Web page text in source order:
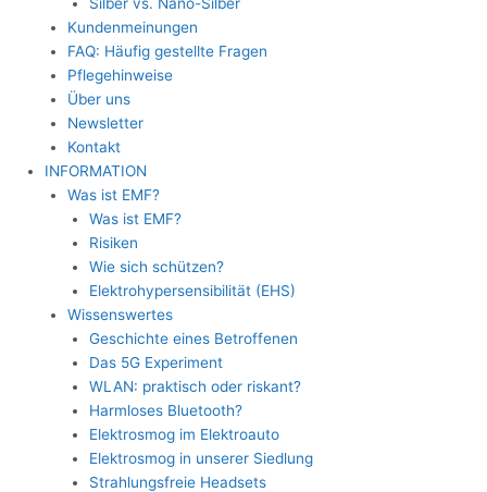
Kundenmeinungen
FAQ: Häufig gestellte Fragen
Pflegehinweise
Über uns
Newsletter
Kontakt
INFORMATION
Was ist EMF?
Was ist EMF?
Risiken
Wie sich schützen?
Elektrohypersensibilität (EHS)
Wissenswertes
Geschichte eines Betroffenen
Das 5G Experiment
WLAN: praktisch oder riskant?
Harmloses Bluetooth?
Elektrosmog im Elektroauto
Elektrosmog in unserer Siedlung
Strahlungsfreie Headsets